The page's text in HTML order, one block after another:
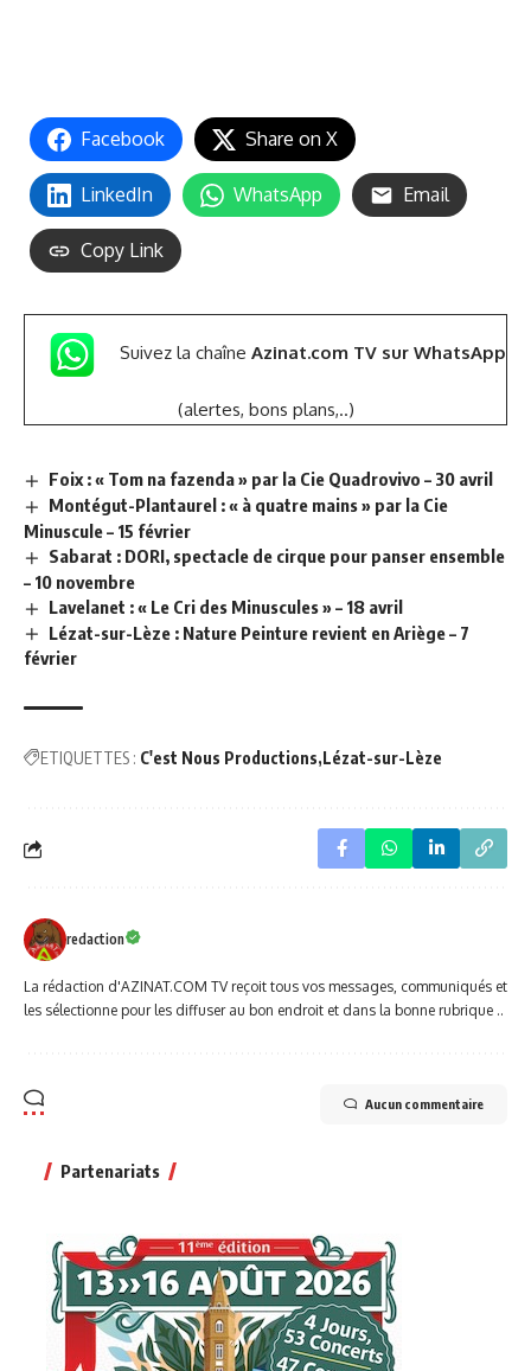
Facebook Share on X
LinkedIn WhatsApp Email
Copy Link
Suivez la chaîne Azinat.com TV sur WhatsApp
(alertes, bons plans,..)
Foix : « Tom na fazenda » par la Cie Quadrovivo – 30 avril
Montégut-Plantaurel : « à quatre mains » par la Cie
Minuscule – 15 février
Sabarat : DORI, spectacle de cirque pour panser ensemble
– 10 novembre
Lavelanet : « Le Cri des Minuscules » – 18 avril
Lézat-sur-Lèze : Nature Peinture revient en Ariège – 7
février
ETIQUETTES : C'est Nous Productions Lézat-sur-Lèze
redaction
La rédaction d'AZINAT.COM TV reçoit tous vos messages, communiqués et
les sélectionne pour les diffuser au bon endroit et dans la bonne rubrique ..
Aucun commentaire
Partenariats